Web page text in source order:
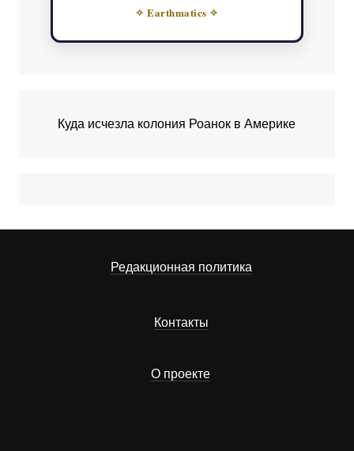
✧ Earthmatics ✧
Куда исчезла колония Роанок в Америке
Редакционная политика
Контакты
О проекте